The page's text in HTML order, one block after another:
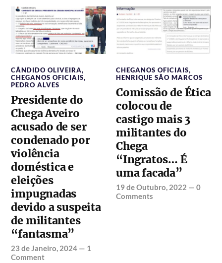
CÂNDIDO OLIVEIRA,
CHEGANOS OFICIAIS,
PEDRO ALVES
Presidente do
Chega Aveiro
acusado de ser
condenado por
violência
doméstica e
eleições
impugnadas
devido a suspeita
de militantes
“fantasma”
23 de Janeiro, 2024 — 1
Comment
CHEGANOS OFICIAIS,
HENRIQUE SÃO MARCOS
Comissão de Ética
colocou de
castigo mais 3
militantes do
Chega
“Ingratos… É
uma facada”
19 de Outubro, 2022 —0
Comments